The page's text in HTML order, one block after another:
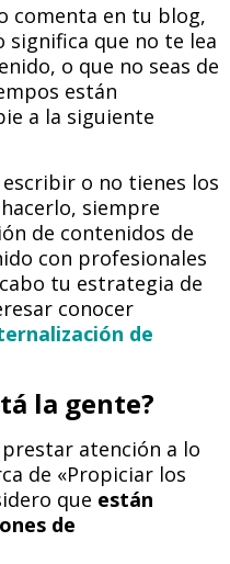
comenta en tu blog,
significa que no te lea
o que no seas de
están
a la siguiente
o no tienes los
siempre
de contenidos de
con profesionales
tu estrategia de
conocer
de
la gente?
atención a lo
de «Propiciar los
que están
de